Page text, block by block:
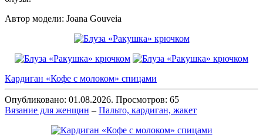
Автор модели: Joana Gouveia
Кардиган «Кофе с молоком» спицами
Опубликовано: 01.08.2026. Просмотров: 65
Вязание для женщин – Пальто, кардиган, жакет